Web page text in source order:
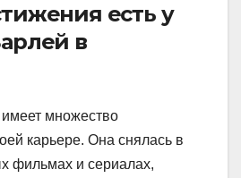
есть у
в
множество
карьере. Она снялась в
фильмах и сериалах,